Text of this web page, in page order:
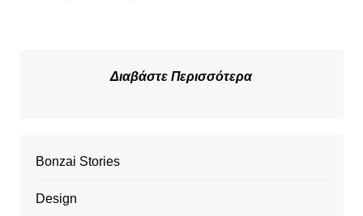
Διαβάστε Περισσότερα
Bonzai Stories
Design